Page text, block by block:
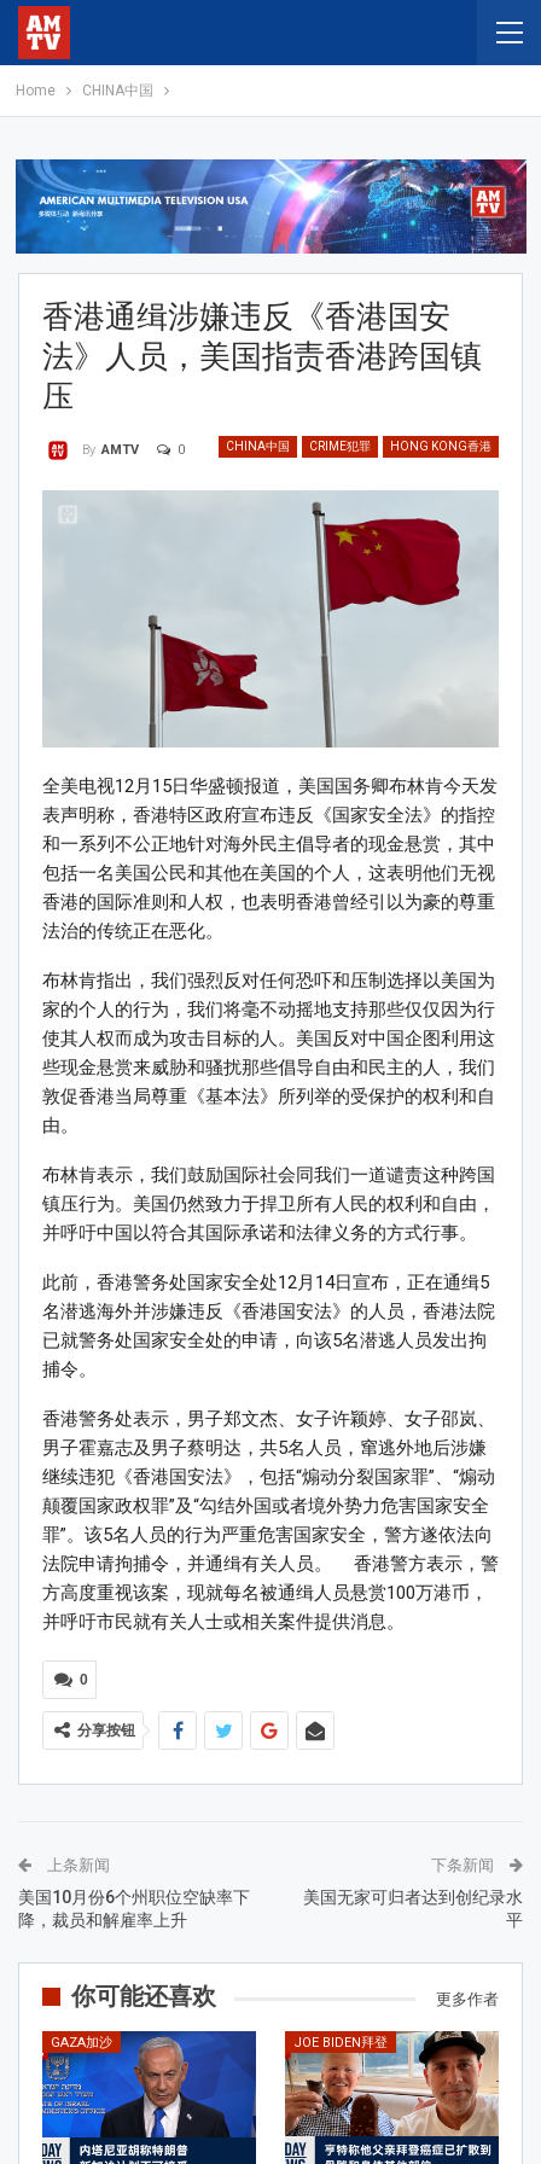
Home CHINA中国
香港通缉涉嫌违反《香港国安
法》人员，美国指责香港跨国镇
压
CHINA中国 CRIME犯罪 HONG KONG香港
By AMTV 0
全美电视12月15日华盛顿报道，美国国务卿布林肯今天发
表声明称，香港特区政府宣布违反《国家安全法》的指控
和一系列不公正地针对海外民主倡导者的现金悬赏，其中
包括一名美国公民和其他在美国的个人，这表明他们无视
香港的国际准则和人权，也表明香港曾经引以为豪的尊重
法治的传统正在恶化。
布林肯指出，我们强烈反对任何恐吓和压制选择以美国为
家的个人的行为，我们将毫不动摇地支持那些仅仅因为行
使其人权而成为攻击目标的人。美国反对中国企图利用这
些现金悬赏来威胁和骚扰那些倡导自由和民主的人，我们
敦促香港当局尊重《基本法》所列举的受保护的权利和自
由。
布林肯表示，我们鼓励国际社会同我们一道谴责这种跨国
镇压行为。美国仍然致力于捍卫所有人民的权利和自由，
并呼吁中国以符合其国际承诺和法律义务的方式行事。
此前，香港警务处国家安全处12月14日宣布，正在通缉5
名潜逃海外并涉嫌违反《香港国安法》的人员，香港法院
已就警务处国家安全处的申请，向该5名潜逃人员发出拘
捕令。
香港警务处表示，男子郑文杰、女子许颖婷、女子邵岚、
男子霍嘉志及男子蔡明达，共5名人员，窜逃外地后涉嫌
继续违犯《香港国安法》，包括“煽动分裂国家罪”、“煽动
颠覆国家政权罪”及“勾结外国或者境外势力危害国家安全
罪”。该5名人员的行为严重危害国家安全，警方遂依法向
法院申请拘捕令，并通缉有关人员。 香港警方表示，警
方高度重视该案，现就每名被通缉人员悬赏100万港币，
并呼吁市民就有关人士或相关案件提供消息。
0
分享按钮
上条新闻
美国10月份6个州职位空缺率下
降，裁员和解雇率上升
下条新闻
美国无家可归者达到创纪录水
平
你可能还喜欢 更多作者
GAZA加沙 JOE BIDEN拜登